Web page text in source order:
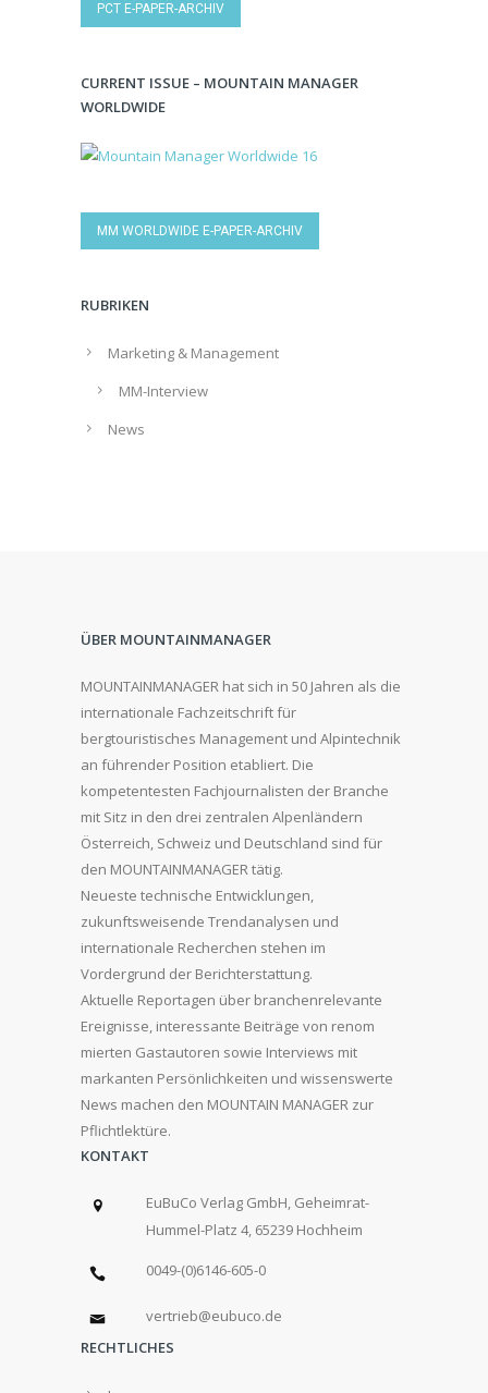
PCT E-PAPER-ARCHIV
CURRENT ISSUE – MOUNTAIN MANAGER
WORLDWIDE
MM WORLDWIDE E-PAPER-ARCHIV
RUBRIKEN
Marketing & Management
MM-Interview
News
ÜBER MOUNTAINMANAGER
MOUNTAINMANAGER hat sich in 50 Jahren als die
internationale Fachzeitschrift für
bergtouristisches Management und Alpintechnik
an führender Position etabliert. Die
kompetentesten Fachjournalisten der Branche
mit Sitz in den drei zentralen Alpenländern
Österreich, Schweiz und Deutschland sind für
den MOUNTAINMANAGER tätig.
Neueste technische Entwicklungen,
zukunftsweisende Trendanalysen und
internationale Recherchen stehen im
Vordergrund der Berichterstattung.
Aktuelle Reportagen über branchenrelevante
Ereignisse, interessante Beiträge von renom
mierten Gastautoren sowie Interviews mit
markanten Persönlichkeiten und wissenswerte
News machen den MOUNTAIN MANAGER zur
Pflichtlektüre.
KONTAKT
EuBuCo Verlag GmbH, Geheimrat-
Hummel-Platz 4, 65239 Hochheim
0049-(0)6146-605-0
vertrieb@eubuco.de
RECHTLICHES